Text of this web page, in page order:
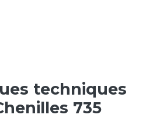
techniques
735